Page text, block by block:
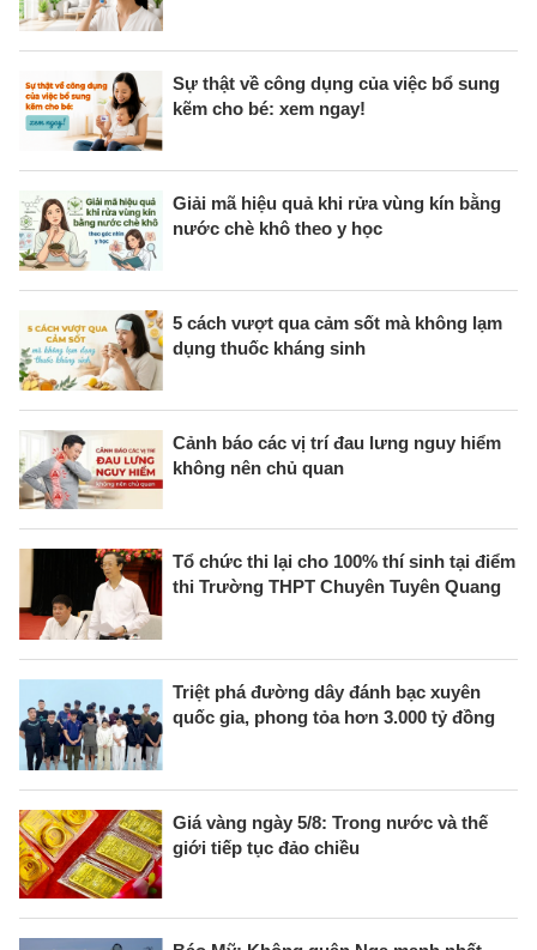
Sự thật về công dụng của việc bổ sung
kẽm cho bé: xem ngay!
Giải mã hiệu quả khi rửa vùng kín bằng
nước chè khô theo y học
5 cách vượt qua cảm sốt mà không lạm
dụng thuốc kháng sinh
Cảnh báo các vị trí đau lưng nguy hiểm
không nên chủ quan
Tổ chức thi lại cho 100% thí sinh tại điểm
thi Trường THPT Chuyên Tuyên Quang
Triệt phá đường dây đánh bạc xuyên
quốc gia, phong tỏa hơn 3.000 tỷ đồng
Giá vàng ngày 5/8: Trong nước và thế
giới tiếp tục đảo chiều